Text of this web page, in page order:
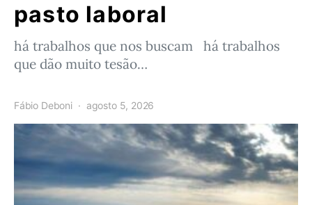
pasto laboral
há trabalhos que nos buscam há trabalhos
que dão muito tesão…
Fábio Deboni agosto 5, 2026